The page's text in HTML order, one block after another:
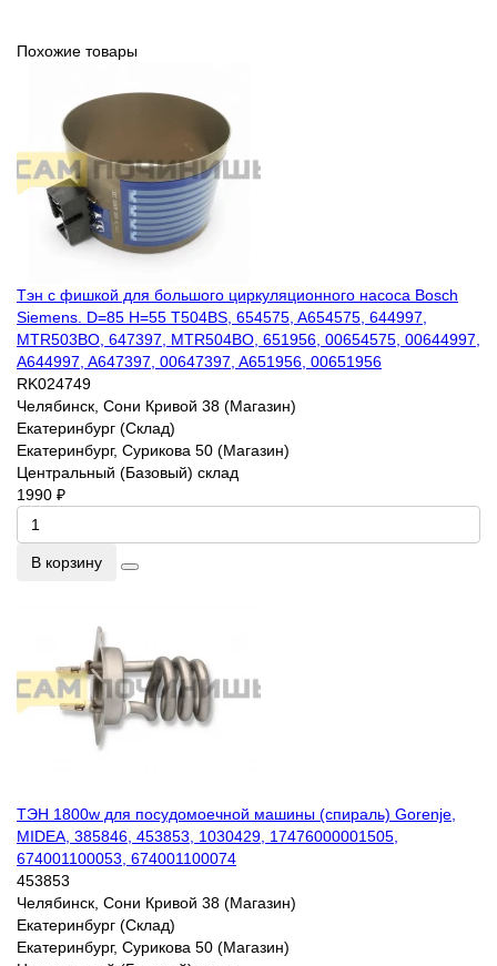
Похожие товары
Тэн с фишкой для большого циркуляционного насоса Bosch
Siemens. D=85 H=55 T504BS, 654575, A654575, 644997,
MTR503BO, 647397, MTR504BO, 651956, 00654575, 00644997,
A644997, A647397, 00647397, A651956, 00651956
RK024749
Челябинск, Сони Кривой 38 (Магазин)
Екатеринбург (Склад)
Екатеринбург, Сурикова 50 (Магазин)
Центральный (Базовый) склад
1990 ₽
В корзину
ТЭН 1800w для посудомоечной машины (спираль) Gorenje,
MIDEA, 385846, 453853, 1030429, 17476000001505,
674001100053, 674001100074
453853
Челябинск, Сони Кривой 38 (Магазин)
Екатеринбург (Склад)
Екатеринбург, Сурикова 50 (Магазин)